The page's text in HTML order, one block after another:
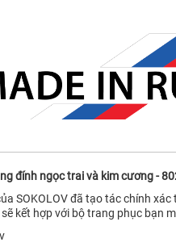
đính ngọc trai và kim cương -
SOKOLOV đã tạo tác chính
kết hợp với bộ trang phục bạn